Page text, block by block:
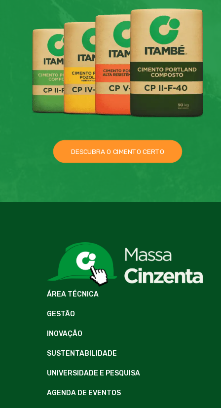
DESCUBRA O CIMENTO CERTO
ÁREA TÉCNICA
GESTÃO
INOVAÇÃO
SUSTENTABILIDADE
UNIVERSIDADE E PESQUISA
AGENDA DE EVENTOS